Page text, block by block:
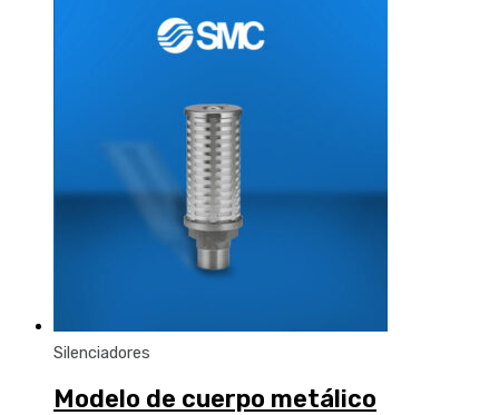
Silenciadores
Modelo de cuerpo metálico